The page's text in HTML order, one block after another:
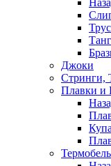
Джоки
Стринги,
Плавки и